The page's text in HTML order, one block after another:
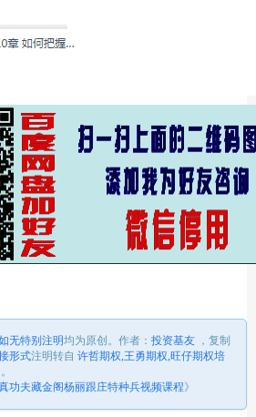
无特别注明均为原创。 作者： 投资基友 ， 复制
形式注明转自 许哲期权,王勇期权,旺仔期权培
。
功夫藏金阁杨丽跟庄特种兵视频课程》